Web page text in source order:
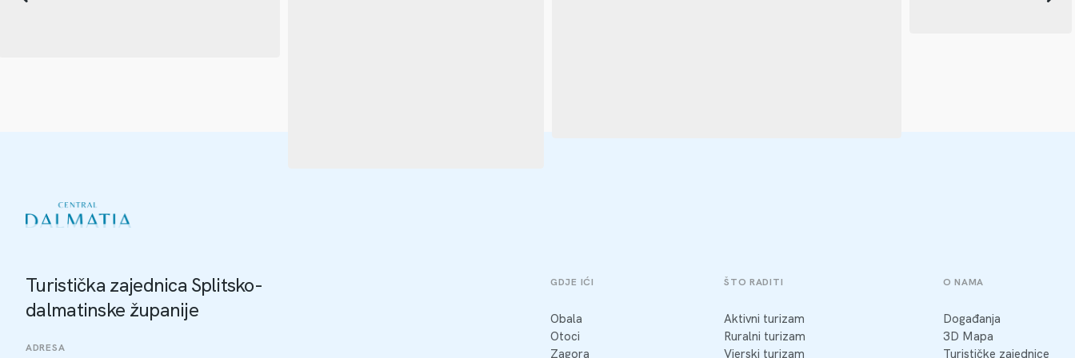
Turistička zajednica Splitsko-
dalmatinske županije
ADRESA
GDJE IĆI
Obala
Otoci
Zagora
ŠTO RADITI
Aktivni turizam
Ruralni turizam
Vjerski turizam
O NAMA
Događanja
3D Mapa
Turističke zajednice